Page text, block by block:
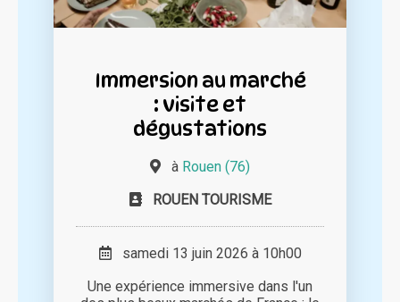
Immersion au marché
: visite et
dégustations
à Rouen (76)
ROUEN TOURISME
samedi 13 juin 2026 à 10h00
Une expérience immersive dans l'un